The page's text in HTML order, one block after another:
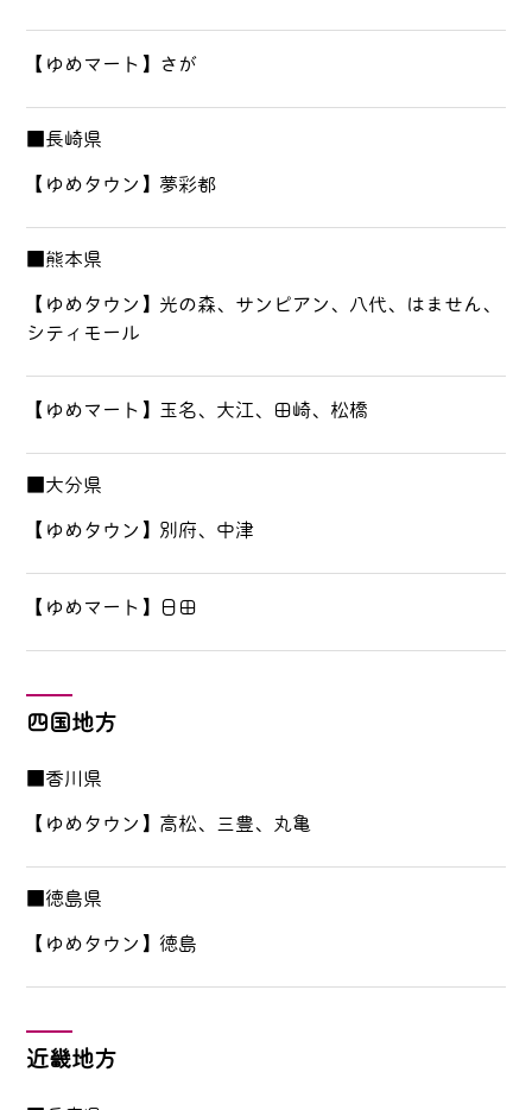
【ゆめマート】さが
■長崎県
【ゆめタウン】夢彩都
■熊本県
【ゆめタウン】光の森、サンピアン、八代、はません、
シティモール
【ゆめマート】玉名、大江、田崎、松橋
■大分県
【ゆめタウン】別府、中津
【ゆめマート】日田
四国地方
■香川県
【ゆめタウン】高松、三豊、丸亀
■徳島県
【ゆめタウン】徳島
近畿地方